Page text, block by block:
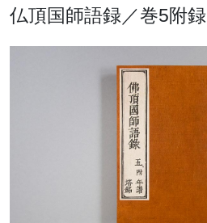
仏頂国師語録／巻5附録